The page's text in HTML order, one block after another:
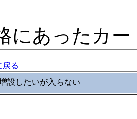
にあったカ
る
設したいが入らない